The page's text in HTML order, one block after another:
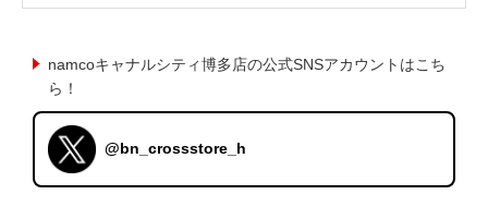
namcoキャナルシティ博多店の公式SNSアカウントはこち
ら！
@bn_crossstore_h